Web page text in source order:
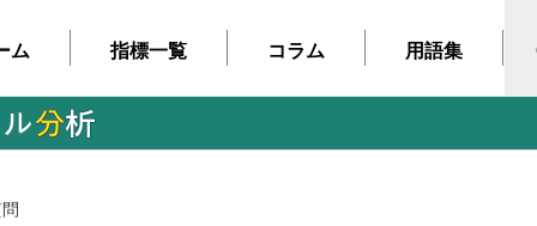
ム 指標一覧 コラム 用語集